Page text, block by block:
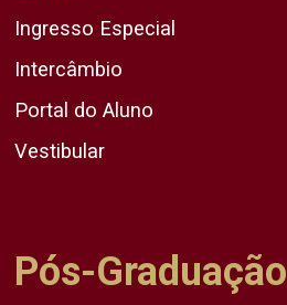
Ingresso Especial
Intercâmbio
Portal do Aluno
Vestibular
Pós-Graduação